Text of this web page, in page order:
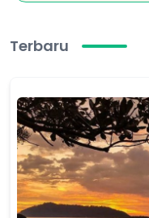
Terbaru